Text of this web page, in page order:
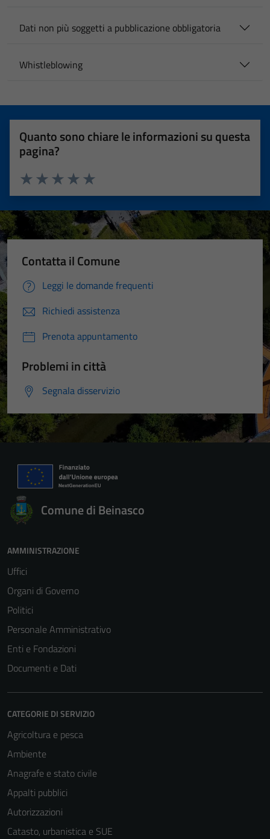
Dati non più soggetti a pubblicazione obbligatoria
Whistleblowing
Quanto sono chiare le informazioni su questa
pagina?
Valuta 5 stelle su 5
Valuta 4 stelle su 5
Valuta 3 stelle su 5
Valuta 2 stelle su 5
Valuta 1 stelle su 5
Contatta il Comune
Leggi le domande frequenti
Richiedi assistenza
Prenota appuntamento
Problemi in città
Segnala disservizio
Comune di Beinasco
AMMINISTRAZIONE
Uffici
Organi di Governo
Politici
Personale Amministrativo
Enti e Fondazioni
Documenti e Dati
CATEGORIE DI SERVIZIO
Agricoltura e pesca
Ambiente
Anagrafe e stato civile
Appalti pubblici
Autorizzazioni
Catasto, urbanistica e SUE